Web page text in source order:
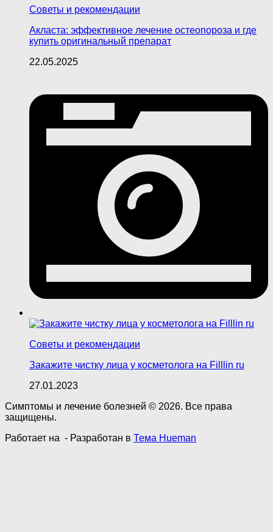
Советы и рекомендации
Акласта: эффективное лечение остеопороза и где
купить оригинальный препарат
22.05.2025
Советы и рекомендации
Закажите чистку лица у косметолога на Filllin ru
27.01.2023
Симптомы и лечение болезней © 2026. Все права
защищены.
Работает на - Разработан в Тема Hueman